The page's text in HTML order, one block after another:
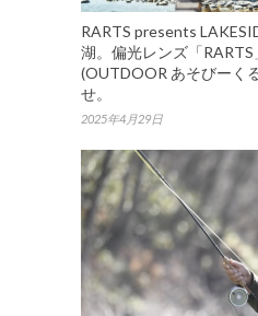
RARTS presents
湖。偏光レンズ「RARTS
(OUTDOOR あそびーく
せ。
2025年4月29日